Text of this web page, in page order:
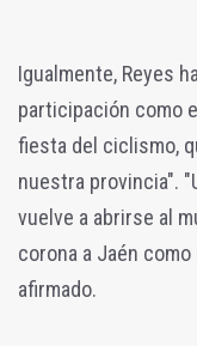
Igualmente, Reyes
participación como
fiesta del ciclismo,
nuestra provincia".
vuelve a abrirse al
corona a Jaén
afirmado.